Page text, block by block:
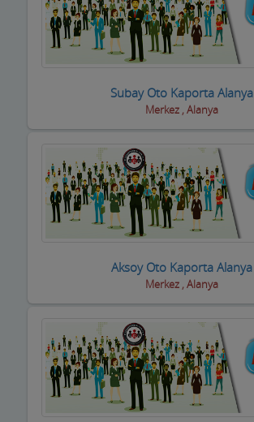
Berberler
Beyaz Eşya Mağazaları
Bijuteri Parfümeri Ürünleri
Bisiklet Satış ve Tamircisi
Bobinajcılar
Cam, Ayna Ürünleri
Çatı Kaplama firmaları
Çay Ocakları
Çelik Kapı Firmaları
Çevre ve Su Arıtma
Subay Oto Kaporta Alanya
Merkez , Alanya
Aksoy Oto Kaporta Alanya
Merkez , Alanya